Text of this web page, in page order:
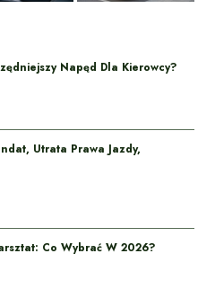
Napęd Dla Kierowcy?
Utrata Prawa Jazdy,
Co Wybrać W 2026?